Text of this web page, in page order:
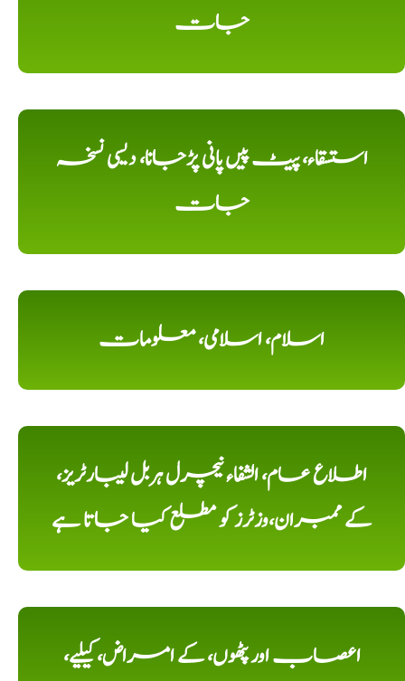
جات
استسقاء، پیٹ پیں پانی پڑجانا، دیسی نسخہ
جات
اسلام، اسلامی، معلومات
اطلاع عام، الشفاء نیچرل ہربل لیبارٹریز،
کے ممبران،وزٹرز کو مطلع کیا جاتا ہے
اعصاب اور پٹھوں، کے امراض، کیلیے،